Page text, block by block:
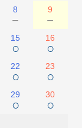
8
－
9
－
15
○
16
○
22
○
23
○
29
○
30
○